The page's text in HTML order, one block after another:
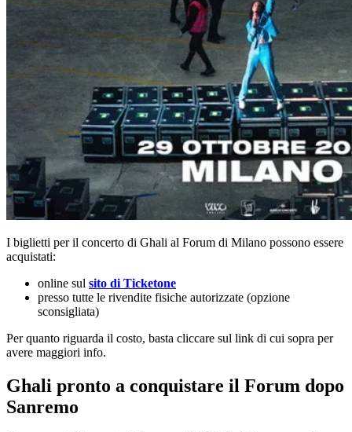
I biglietti per il concerto di Ghali al Forum di Milano possono essere
acquistati:
online sul sito di Ticketone
presso tutte le rivendite fisiche autorizzate (opzione
sconsigliata)
Per quanto riguarda il costo, basta cliccare sul link di cui sopra per
avere maggiori info.
Ghali pronto a conquistare il Forum dopo
Sanremo